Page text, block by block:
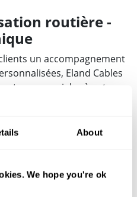
About
We hope you're ok
routière -
un accompagnement
Eland Cables
et commerciales à votre
guider dans la sélection
des projets